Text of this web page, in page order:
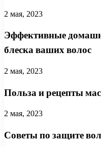
2 мая, 2023
Эффективные
блеска ваших волос
2 мая, 2023
Польза и рецепты
2 мая, 2023
Советы по защите